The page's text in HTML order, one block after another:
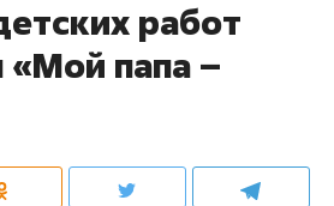
работ
«Мой папа –